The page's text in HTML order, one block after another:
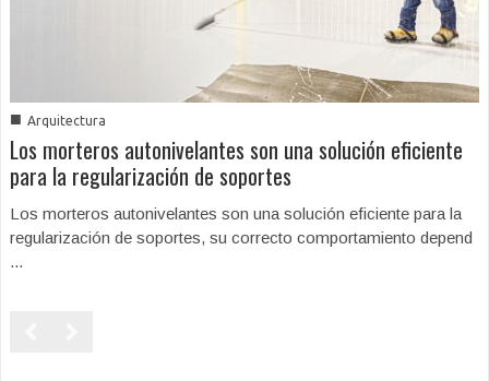
■ Arquitectura
Los morteros autonivelantes son una solución eficiente
para la regularización de soportes
Los morteros autonivelantes son una solución eficiente para la
regularización de soportes, su correcto comportamiento depend
...